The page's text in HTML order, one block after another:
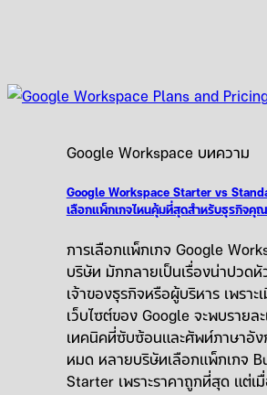
Google Workspace บทความ
Google Workspace Starter vs
เลือกแพ็กเกจไหนคุ้มที่สุดสำหรับธุรกิจคุณ
การเลือกแพ็กเกจ Google
บริษัท มักกลายเป็นเรื่องน่าปวดหั
เจ้าของธุรกิจหรือผู้บริหาร เพราะ
เว็บไซต์ของ Google จะพบรายล
เทคนิคที่ซับซ้อนและศัพท์ภาษาอัง
หมด หลายบริษัทเลือกแพ็กเกจ
Starter เพราะราคาถูกที่สุด แต่เ